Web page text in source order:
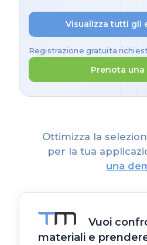
Visualizza tutti gli
Registrazione gratuita
immediato
Prenota una
Ottimizza la
per la tua
una
Vuoi
materiali e